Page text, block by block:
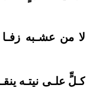
لا من عشـبه
كـلٍّ علـى نيتـه